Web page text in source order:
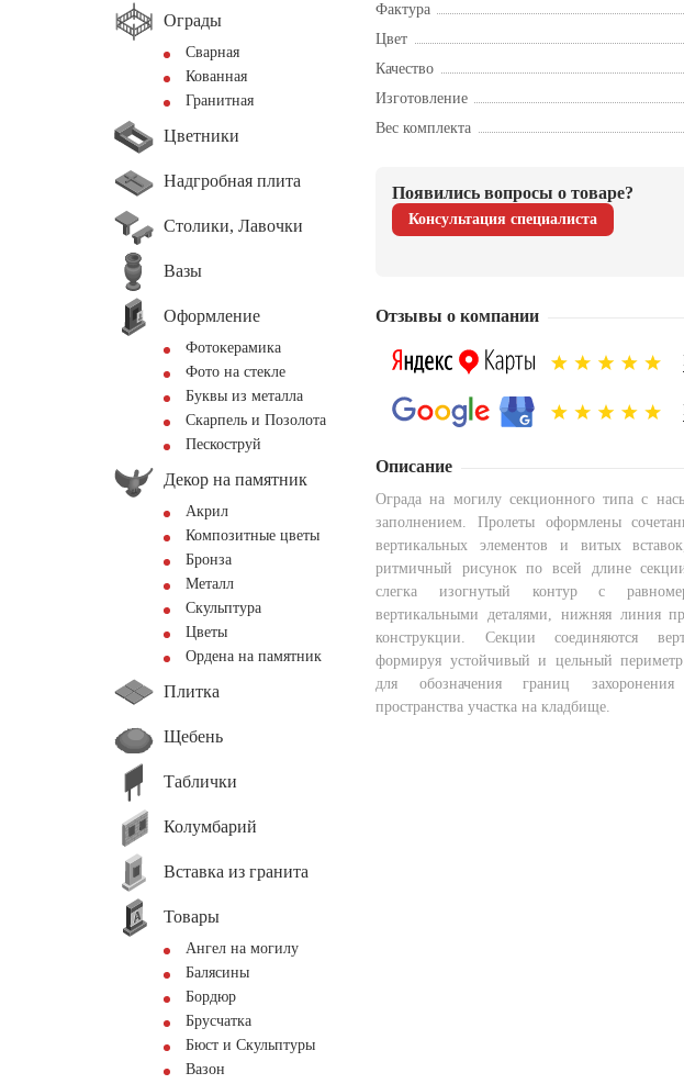
Ограды
Сварная
Кованная
Гранитная
Цветники
Надгробная плита
Столики, Лавочки
Вазы
Оформление
Фотокерамика
Фото на стекле
Буквы из металла
Скарпель и Позолота
Пескоструй
Декор на памятник
Акрил
Композитные цветы
Бронза
Металл
Скульптура
Цветы
Ордена на памятник
Плитка
Щебень
Таблички
Колумбарий
Вставка из гранита
Товары
Ангел на могилу
Балясины
Бордюр
Брусчатка
Бюст и Скульптуры
Вазон
Фактура
Цвет
Качество
Изготовление
Вес комплекта
Появились вопросы о товаре?
Консультация специалиста
Отзывы о компании
Описание
Ограда на могилу секционного типа с
заполнением. Пролеты оформлены
вертикальных элементов и витых
ритмичный рисунок по всей длине
слегка изогнутый контур с
вертикальными деталями, нижняя линия
конструкции. Секции соединяются
формируя устойчивый и цельный
для обозначения границ
пространства участка на кладбище.